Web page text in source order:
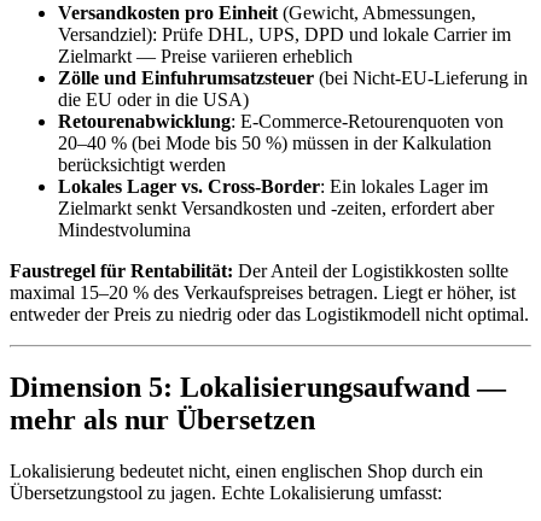
Versandkosten pro Einheit (Gewicht, Abmessungen,
Versandziel): Prüfe DHL, UPS, DPD und lokale Carrier im
Zielmarkt — Preise variieren erheblich
Zölle und Einfuhrumsatzsteuer (bei Nicht-EU-Lieferung in
die EU oder in die USA)
Retourenabwicklung: E-Commerce-Retourenquoten von
20–40 % (bei Mode bis 50 %) müssen in der Kalkulation
berücksichtigt werden
Lokales Lager vs. Cross-Border: Ein lokales Lager im
Zielmarkt senkt Versandkosten und -zeiten, erfordert aber
Mindestvolumina
Faustregel für Rentabilität: Der Anteil der Logistikkosten sollte
maximal 15–20 % des Verkaufspreises betragen. Liegt er höher, ist
entweder der Preis zu niedrig oder das Logistikmodell nicht optimal.
Dimension 5: Lokalisierungsaufwand —
mehr als nur Übersetzen
Lokalisierung bedeutet nicht, einen englischen Shop durch ein
Übersetzungstool zu jagen. Echte Lokalisierung umfasst: